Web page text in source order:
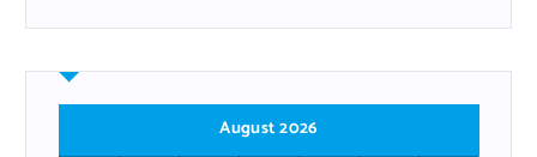
August 2026